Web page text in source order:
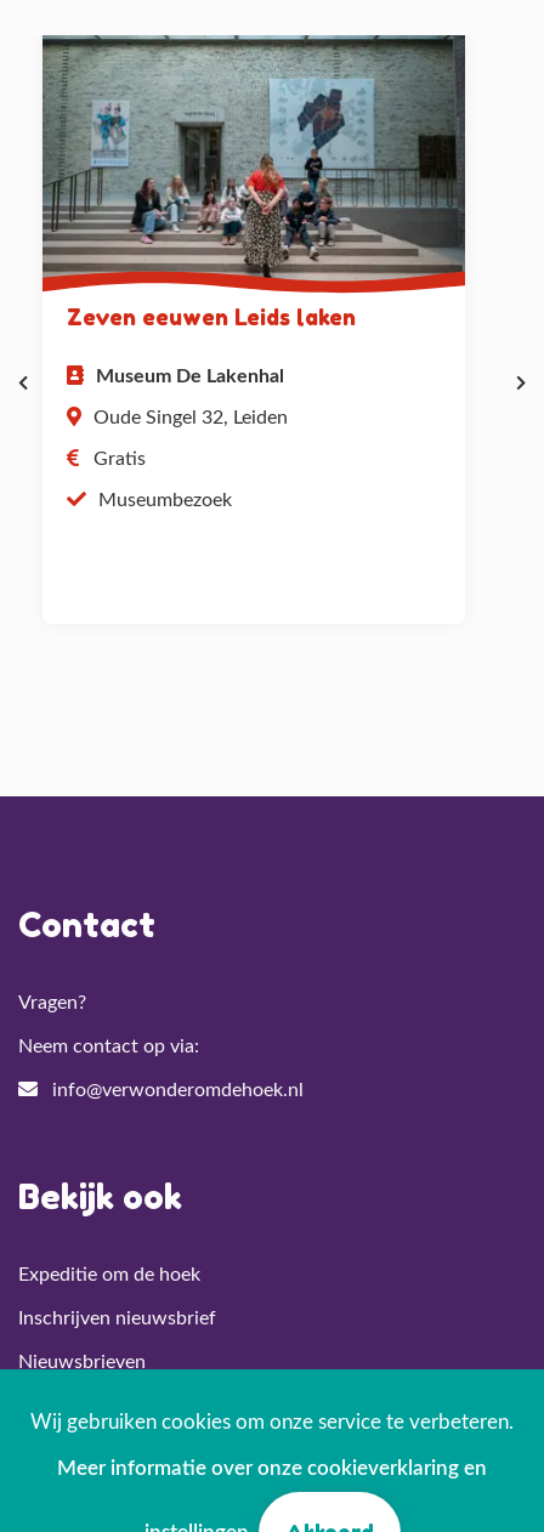
Zeven eeuwen Leids laken
Museum De Lakenhal
Oude Singel 32, Leiden
Gratis
Museumbezoek
Contact
Vragen?
Neem contact op via:
info@verwonderomdehoek.nl
Bekijk ook
Expeditie om de hoek
Inschrijven nieuwsbrief
Nieuwsbrieven
Onze partners
Wij gebruiken cookies om onze service te verbeteren.
Meer informatie over onze cookieverklaring en